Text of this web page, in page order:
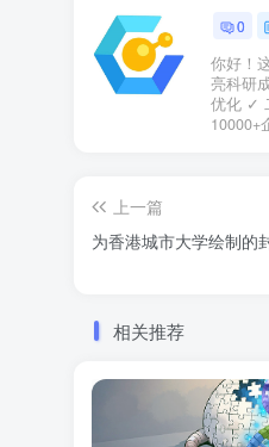
0
你好！
亮科研
优化 ✓
10000+
上一篇
为香港城市大学绘制的
相关推荐